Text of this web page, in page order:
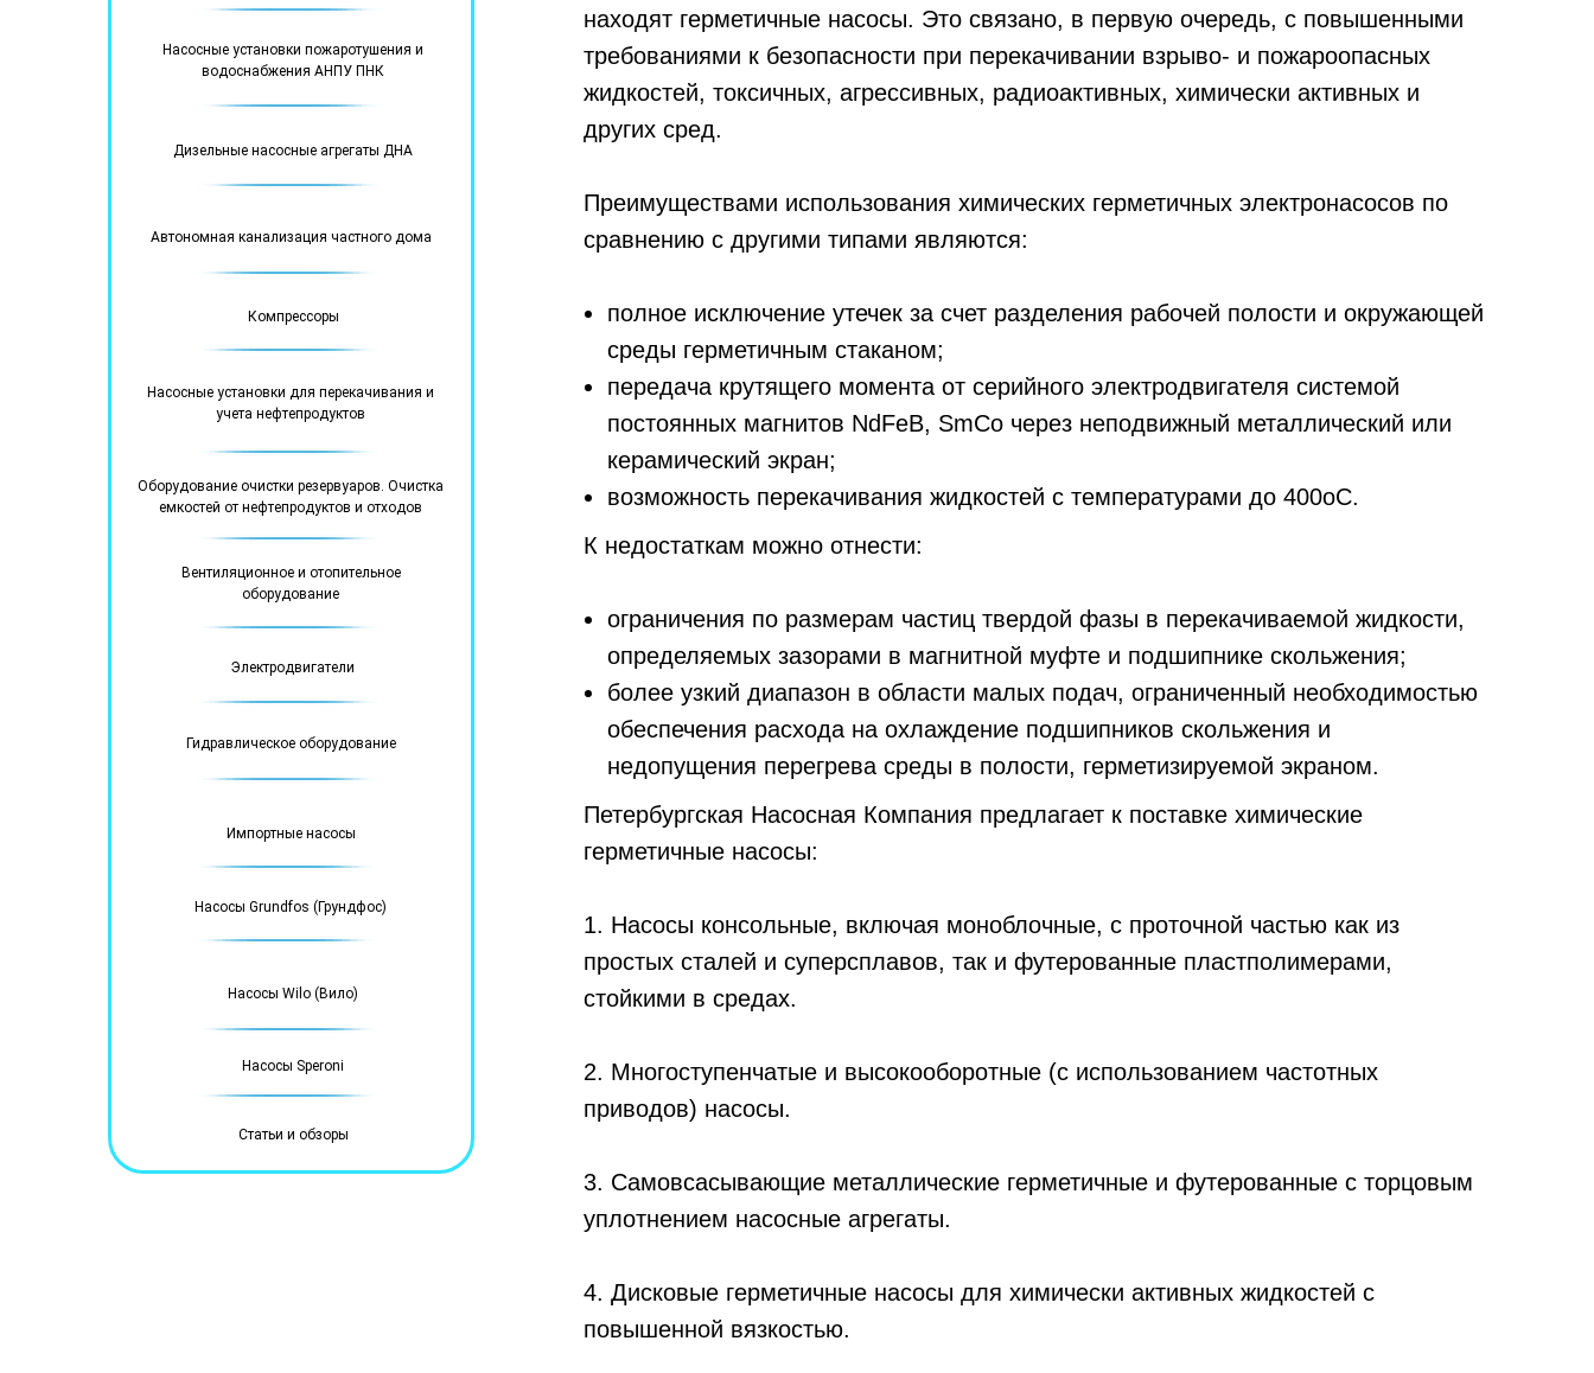
Насосные установки пожаротушения и
водоснабжения АНПУ ПНК
Дизельные насосные агрегаты ДНА
Автономная канализация частного дома
Компрессоры
Насосные установки для перекачивания и
учета нефтепродуктов
Оборудование очистки резервуаров. Очистка
емкостей от нефтепродуктов и отходов
Вентиляционное и отопительное
оборудование
Электродвигатели
Гидравлическое оборудование
Импортные насосы
Насосы Grundfos (Грундфос)
Насосы Wilo (Вило)
Насосы Speroni
Статьи и обзоры
находят герметичные насосы. Это связано, в первую очередь, с повышенными
требованиями к безопасности при перекачивании взрыво- и пожароопасных
жидкостей, токсичных, агрессивных, радиоактивных, химически активных и
других сред.
Преимуществами использования химических герметичных электронасосов по
сравнению с другими типами являются:
полное исключение утечек за счет разделения рабочей полости и окружающей
среды герметичным стаканом;
передача крутящего момента от серийного электродвигателя системой
постоянных магнитов NdFeB, SmCo через неподвижный металлический или
керамический экран;
возможность перекачивания жидкостей с температурами до 400оС.
К недостаткам можно отнести:
ограничения по размерам частиц твердой фазы в перекачиваемой жидкости,
определяемых зазорами в магнитной муфте и подшипнике скольжения;
более узкий диапазон в области малых подач, ограниченный необходимостью
обеспечения расхода на охлаждение подшипников скольжения и
недопущения перегрева среды в полости, герметизируемой экраном.
Петербургская Насосная Компания предлагает к поставке химические
герметичные насосы:
1. Насосы консольные, включая моноблочные, с проточной частью как из
простых сталей и суперсплавов, так и футерованные пластполимерами,
стойкими в средах.
2. Многоступенчатые и высокооборотные (с использованием частотных
приводов) насосы.
3. Самовсасывающие металлические герметичные и футерованные с торцовым
уплотнением насосные агрегаты.
4. Дисковые герметичные насосы для химически активных жидкостей с
повышенной вязкостью.